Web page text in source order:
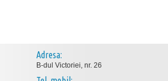
Adresa:
B-dul Victoriei, nr. 26